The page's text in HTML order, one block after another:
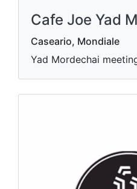
Cafe Joe Yad
Caseario, Mondiale
Yad Mordechai